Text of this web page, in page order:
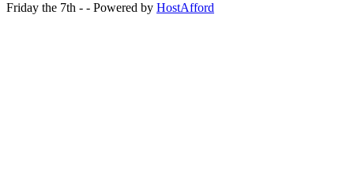
Friday the 7th - - Powered by HostAfford